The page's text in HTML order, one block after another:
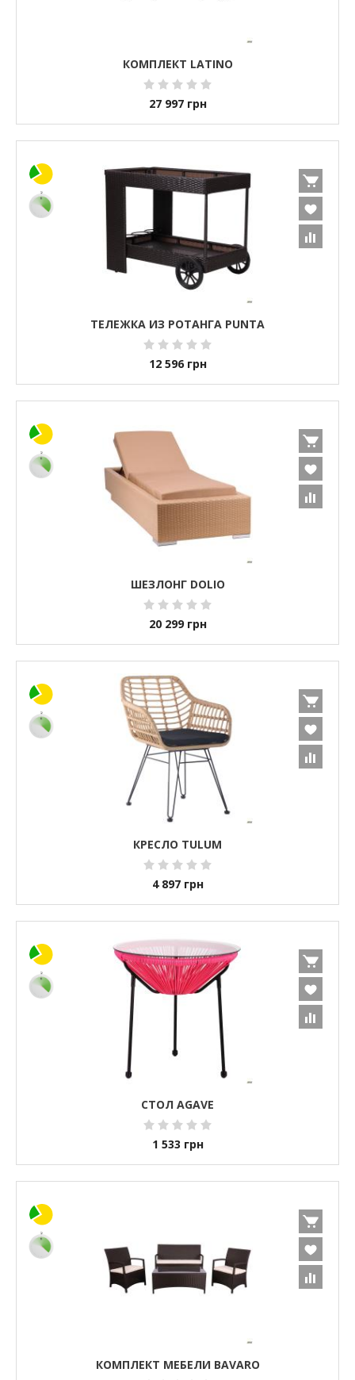
КОМПЛЕКТ LATINO
27 997 грн
ТЕЛЕЖКА ИЗ РОТАНГА PUNTA
12 596 грн
ШЕЗЛОНГ DOLIO
20 299 грн
КРЕСЛО TULUM
4 897 грн
СТОЛ AGAVE
1 533 грн
КОМПЛЕКТ МЕБЕЛИ BAVARO